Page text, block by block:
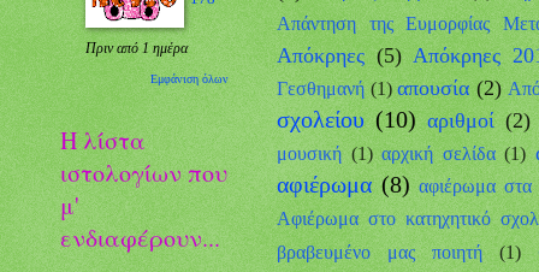
Απάντηση της Ευμορφίας
Απόκρηες (5) Απόκρηες
Γεσθημανή (1) απουσία (2)
σχολείου (10) αριθμοί (2)
μουσική (1) αρχική σελίδα (1)
αφιέρωμα (8) αφιέρωμα στα
Αφιέρωμα στο κατηχητικό
βραβευμένο μας ποιητή
(1)
Πριν από 1 ημέρα
Εμφάνιση όλων
Η λίστα
ιστολογίων που
μ'
ενδιαφέρουν...